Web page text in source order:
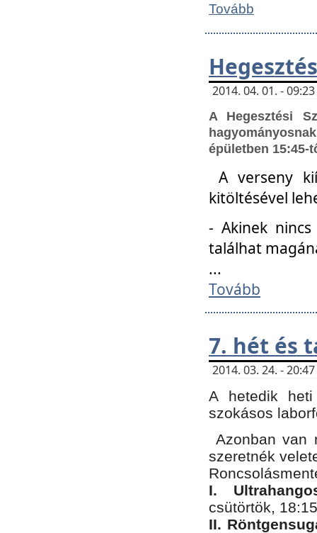
Tovább
2014. 04. 01. -
A Hegesztési
épületben 15:45-
A verseny
kitöltésével
- Akinek
találhat
...
Tovább
7. hét és
2014. 03. 24. -
A hetedik
szokásos
Azonban van
szeretnék
I.
csütörtök,
II.